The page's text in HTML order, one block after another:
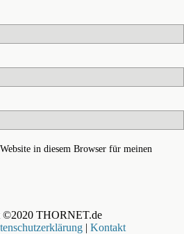
in diesem Browser für meinen
©2020 THORNET.de
| Kontakt